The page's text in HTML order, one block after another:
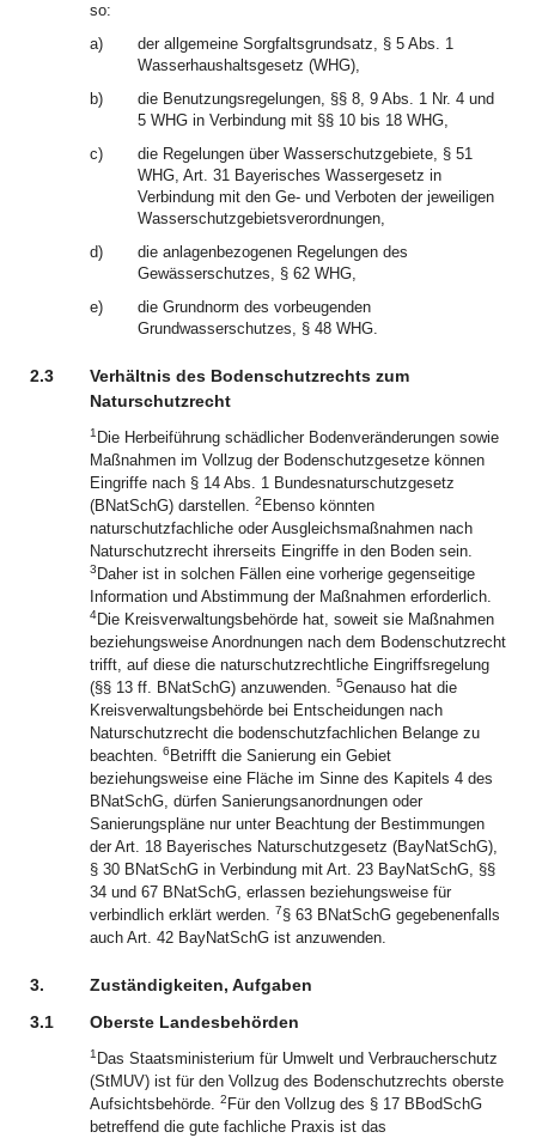
so:
a)
der allgemeine Sorgfaltsgrundsatz, § 5 Abs. 1
Wasserhaushaltsgesetz (WHG),
b)
die Benutzungsregelungen, §§ 8, 9 Abs. 1 Nr. 4 und
5 WHG in Verbindung mit §§ 10 bis 18 WHG,
c)
die Regelungen über Wasserschutzgebiete, § 51
WHG, Art. 31 Bayerisches Wassergesetz in
Verbindung mit den Ge- und Verboten der jeweiligen
Wasserschutzgebietsverordnungen,
d)
die anlagenbezogenen Regelungen des
Gewässerschutzes, § 62 WHG,
e)
die Grundnorm des vorbeugenden
Grundwasserschutzes, § 48 WHG.
2.3
Verhältnis des Bodenschutzrechts zum
Naturschutzrecht
1 Die Herbeiführung schädlicher Bodenveränderungen sowie
Maßnahmen im Vollzug der Bodenschutzgesetze können
Eingriffe nach § 14 Abs. 1 Bundesnaturschutzgesetz
(BNatSchG) darstellen. 2 Ebenso könnten
naturschutzfachliche oder Ausgleichsmaßnahmen nach
Naturschutzrecht ihrerseits Eingriffe in den Boden sein.
3 Daher ist in solchen Fällen eine vorherige gegenseitige
Information und Abstimmung der Maßnahmen erforderlich.
4Die Kreisverwaltungsbehörde hat, soweit sie Maßnahmen
beziehungsweise Anordnungen nach dem Bodenschutzrecht
trifft, auf diese die naturschutzrechtliche Eingriffsregelung
(§§ 13 ff. BNatSchG) anzuwenden. 5Genauso hat die
Kreisverwaltungsbehörde bei Entscheidungen nach
Naturschutzrecht die bodenschutzfachlichen Belange zu
beachten. 6 Betrifft die Sanierung ein Gebiet
beziehungsweise eine Fläche im Sinne des Kapitels 4 des
BNatSchG, dürfen Sanierungsanordnungen oder
Sanierungspläne nur unter Beachtung der Bestimmungen
der Art. 18 Bayerisches Naturschutzgesetz (BayNatSchG),
§ 30 BNatSchG in Verbindung mit Art. 23 BayNatSchG, §§
34 und 67 BNatSchG, erlassen beziehungsweise für
verbindlich erklärt werden. 7§ 63 BNatSchG gegebenenfalls
auch Art. 42 BayNatSchG ist anzuwenden.
3.
Zuständigkeiten, Aufgaben
3.1
Oberste Landesbehörden
1 Das Staatsministerium für Umwelt und Verbraucherschutz
(StMUV) ist für den Vollzug des Bodenschutzrechts oberste
Aufsichtsbehörde. 2 Für den Vollzug des § 17 BBodSchG
betreffend die gute fachliche Praxis ist das